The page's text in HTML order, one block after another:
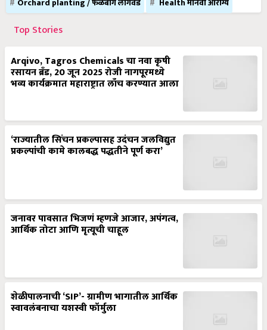
Orchard planting / फळबाग लागवड
Health मानवी आरोग्य
Top Stories
Arqivo, Tagros Chemicals चा नवा कृषी
रसायन ब्रँड, 20 जून 2025 रोजी नागपूरमध्ये
भव्य कार्यक्रमात महाराष्ट्रात लाँच करण्यात आला
‘राज्यातील सिंचन प्रकल्पासह उदंचन जलविद्युत
प्रकल्पांची कामे कालबद्ध पद्धतीने पूर्ण करा’
जनावर पावसात भिजणं म्हणजे आजार, अपंगत्व,
आर्थिक तोटा आणि मृत्यूची चाहूल
शेळीपालनाची ‘SIP’- ग्रामीण भागातील आर्थिक
स्वावलंबनाचा यशस्वी फॉर्मुला